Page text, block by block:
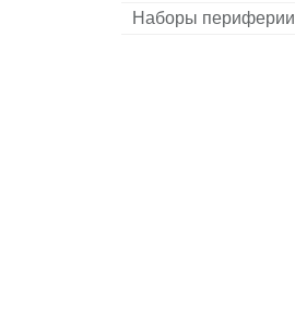
Наборы периферии